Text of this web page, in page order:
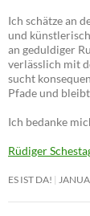
Ich schätze an
und
an geduldiger
verlässlich mit
sucht
Pfade und
Ich bedanke
Rüdiger
ES IST DA!